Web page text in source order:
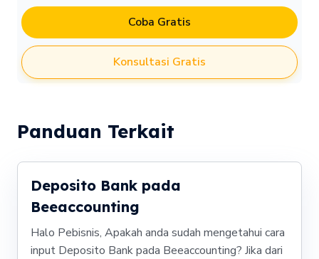
Coba Gratis
Konsultasi Gratis
Panduan Terkait
Deposito Bank pada
Beeaccounting
Halo Pebisnis, Apakah anda sudah mengetahui cara
input Deposito Bank pada Beeaccounting? Jika dari